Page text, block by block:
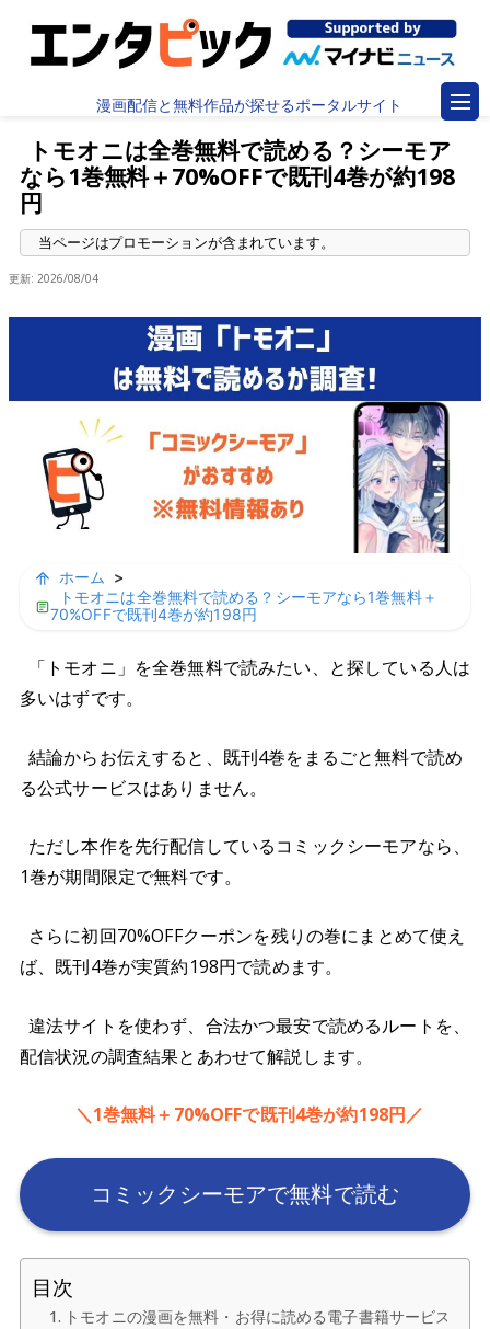
漫画配信と無料作品が探せるポータルサイト
トモオニは全巻無料で読める？シーモア
なら1巻無料＋70%OFFで既刊4巻が約198
円
更新: 2026/08/04
ホーム
>
トモオニは全巻無料で読める？シーモアなら1巻無料＋
70%OFFで既刊4巻が約198円
「トモオニ」を全巻無料で読みたい、と探している人は
多いはずです。
結論からお伝えすると、既刊4巻をまるごと無料で読め
る公式サービスはありません。
ただし本作を先行配信しているコミックシーモアなら、
1巻が期間限定で無料です。
さらに初回70%OFFクーポンを残りの巻にまとめて使え
ば、既刊4巻が実質約198円で読めます。
違法サイトを使わず、合法かつ最安で読めるルートを、
配信状況の調査結果とあわせて解説します。
＼1巻無料＋70%OFFで既刊4巻が約198円／
コミックシーモアで無料で読む
目次
トモオニの漫画を無料・お得に読める電子書籍サービス